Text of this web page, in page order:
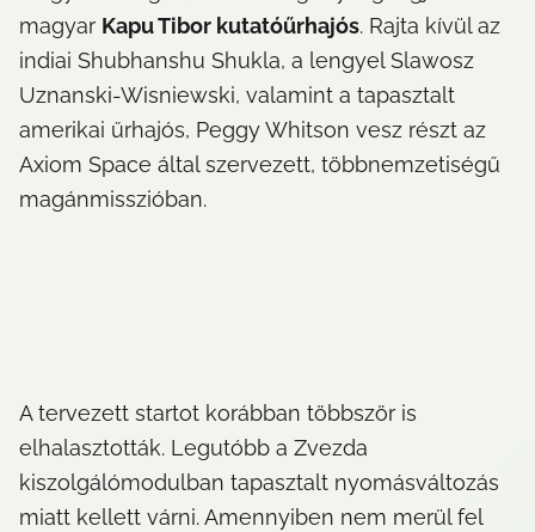
magyar Kapu Tibor kutatóűrhajós. Rajta kívül az
indiai Shubhanshu Shukla, a lengyel Slawosz
Uznanski-Wisniewski, valamint a tapasztalt
amerikai űrhajós, Peggy Whitson vesz részt az
Axiom Space által szervezett, többnemzetiségű
magánmisszióban.
A tervezett startot korábban többször is
elhalasztották. Legutóbb a Zvezda
kiszolgálómodulban tapasztalt nyomásváltozás
miatt kellett várni. Amennyiben nem merül fel